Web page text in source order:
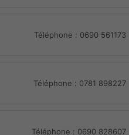
Téléphone : 0690 561173
Téléphone : 0781 898227
Téléphone : 0690 828607